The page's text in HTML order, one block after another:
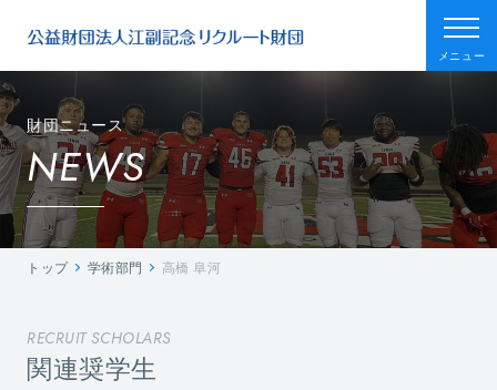
メニュー
財団ニュース
NEWS
トップ 学術部門 高橋 阜河
RECRUIT SCHOLARS
関連奨学生